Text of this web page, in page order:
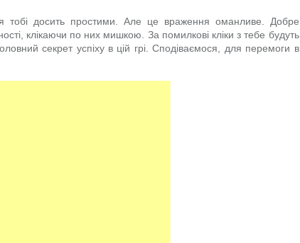
тобі досить простими. Але це враження оманливе. Добре
клікаючи по них мишкою. За помилкові кліки з тебе будуть
секрет успіху в цій грі. Сподіваємося, для перемоги в